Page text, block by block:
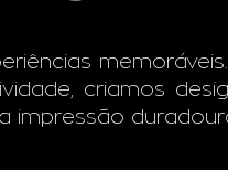
criamos
impressão